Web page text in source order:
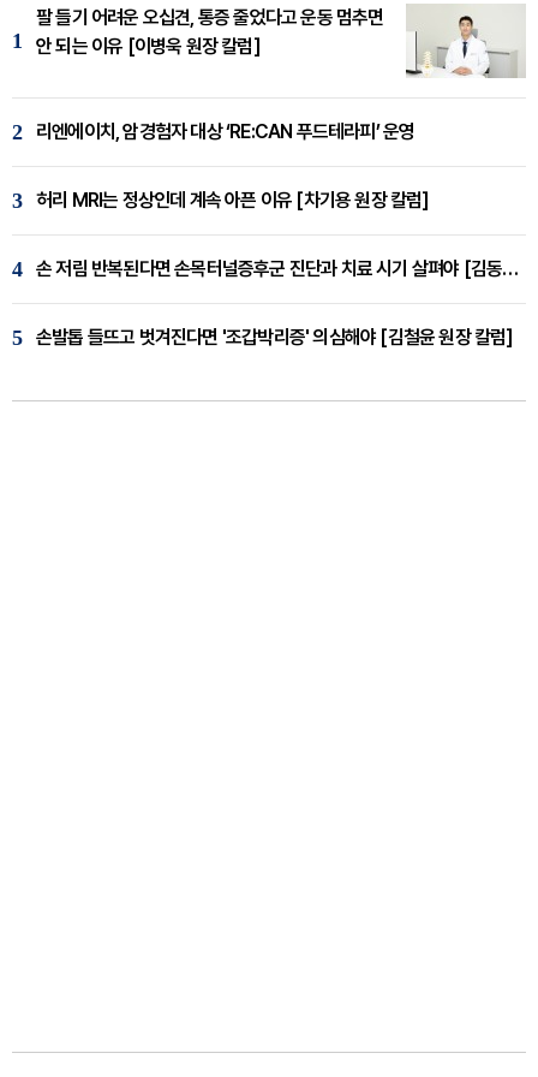
1
팔 들기 어려운 오십견, 통증 줄었다고 운동 멈추면
안 되는 이유 [이병욱 원장 칼럼]
2 리엔에이치, 암경험자 대상 ‘RE:CAN 푸드테라피’ 운영
3 허리 MRI는 정상인데 계속 아픈 이유 [차기용 원장 칼럼]
4 손 저림 반복된다면 손목터널증후군 진단과 치료 시기 살펴야 [김동현 원장 칼럼]
5 손발톱 들뜨고 벗겨진다면 '조갑박리증' 의심해야 [김철윤 원장 칼럼]